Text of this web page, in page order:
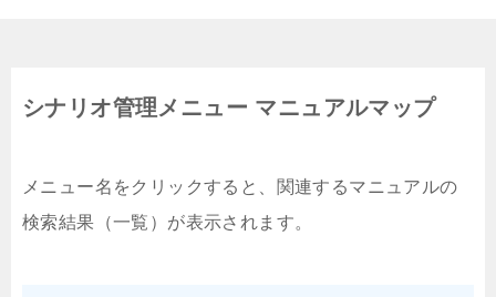
シナリオ管理メニュー マニュアルマップ
メニュー名をクリックすると、関連するマニュアルの
検索結果（一覧）が表示されます。